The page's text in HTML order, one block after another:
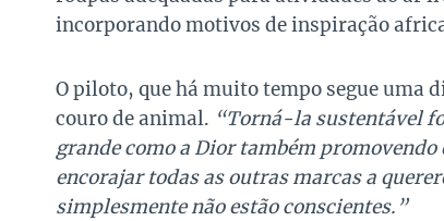
incorporando motivos de inspiração
O piloto, que há muito tempo segue uma
couro de animal. “Torná-la sustentável
grande como a Dior também
encorajar todas as outras marcas a
simplesmente não estão conscientes.”